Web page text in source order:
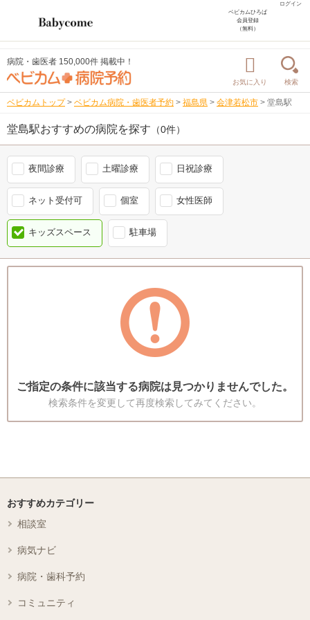
ログイン
ベビカムひろば
会員登録
（無料）
病院・歯医者 150,000件 掲載中！
お気に入り 検索
ベビカムトップ > ベビカム病院・歯医者予約 > 福島県 > 会津若松市 > 堂島駅
堂島駅おすすめの病院を探す （0件）
夜間診療 土曜診療 日祝診療
ネット受付可 個室 女性医師
キッズスペース 駐車場
ご指定の条件に該当する病院は見つかりませんでした。
検索条件を変更して再度検索してみてください。
おすすめカテゴリー
相談室
病気ナビ
病院・歯科予約
コミュニティ